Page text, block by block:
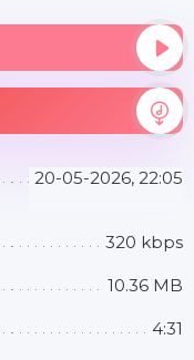
20-05-2026, 22:05
320 kbps
10.36 MB
4:31